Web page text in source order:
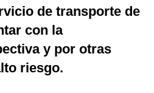
de transporte de
con la
y por otras
riesgo.